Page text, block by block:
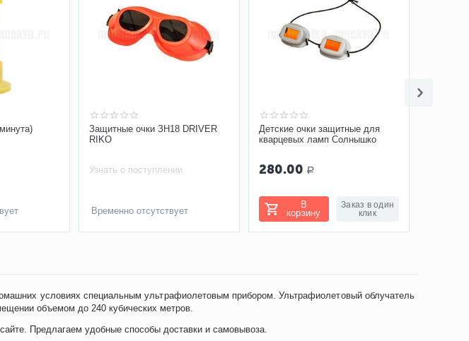
Защитные очки ЗН18 DRIVER
RIKO
Узнать о поступлении
Временно отсутствует
Детские очки защитные для
кварцевых ламп Солнышко
280.00 Р
В
корзину
Заказ в один
клик
условиях специальным ультрафиолетовым прибором. Ультрафиолетовый облучатель
объемом до 240 кубических метров.
Предлагаем удобные способы доставки и самовывоза.